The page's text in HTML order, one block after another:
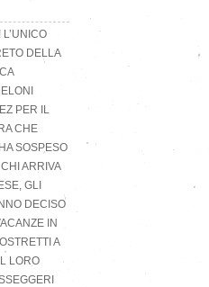
DELLA
PER IL
CHE
SOSPESO
ARRIVA
GLI
DECISO
IN
A
LORO